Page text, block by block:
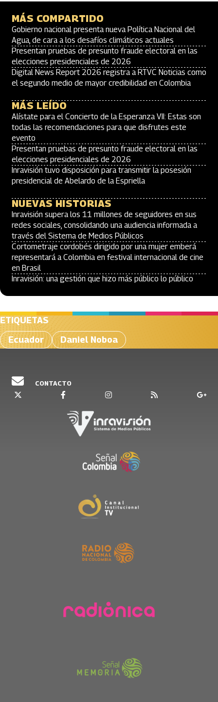
MÁS COMPARTIDO
Gobierno nacional presenta nueva Política Nacional del
Agua, de cara a los desafíos climáticos actuales
Presentan pruebas de presunto fraude electoral en las
elecciones presidenciales de 2026
Digital News Report 2026 registra a RTVC Noticias como
el segundo medio de mayor credibilidad en Colombia
MÁS LEÍDO
Alístate para el Concierto de la Esperanza VII: Estas son
todas las recomendaciones para que disfrutes este
evento
Presentan pruebas de presunto fraude electoral en las
elecciones presidenciales de 2026
Inravisión tuvo disposición para transmitir la posesión
presidencial de Abelardo de la Espriella
NUEVAS HISTORIAS
Inravisión supera los 11 millones de seguidores en sus
redes sociales, consolidando una audiencia informada a
través del Sistema de Medios Públicos
Cortometraje cordobés dirigido por una mujer emberá
representará a Colombia en festival internacional de cine
en Brasil
Inravisión: una gestión que hizo más público lo público
ETIQUETAS
Ecuador
Daniel Noboa
CONTACTO